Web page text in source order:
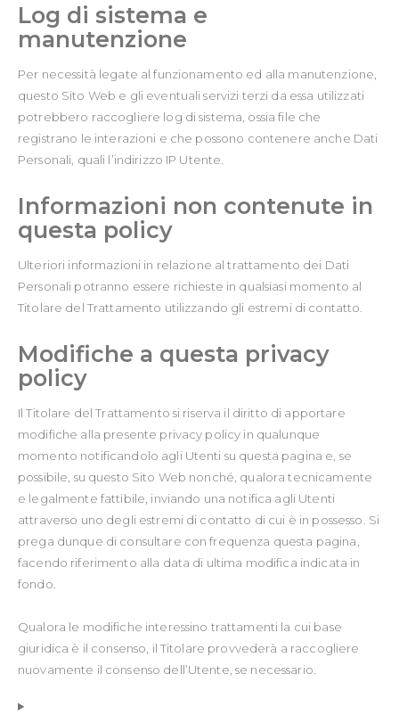
Log di sistema e
manutenzione
Per necessità legate al funzionamento ed alla manutenzione,
questo Sito Web e gli eventuali servizi terzi da essa utilizzati
potrebbero raccogliere log di sistema, ossia file che
registrano le interazioni e che possono contenere anche Dati
Personali, quali l’indirizzo IP Utente.
Informazioni non contenute in
questa policy
Ulteriori informazioni in relazione al trattamento dei Dati
Personali potranno essere richieste in qualsiasi momento al
Titolare del Trattamento utilizzando gli estremi di contatto.
Modifiche a questa privacy
policy
Il Titolare del Trattamento si riserva il diritto di apportare
modifiche alla presente privacy policy in qualunque
momento notificandolo agli Utenti su questa pagina e, se
possibile, su questo Sito Web nonché, qualora tecnicamente
e legalmente fattibile, inviando una notifica agli Utenti
attraverso uno degli estremi di contatto di cui è in possesso. Si
prega dunque di consultare con frequenza questa pagina,
facendo riferimento alla data di ultima modifica indicata in
fondo.
Qualora le modifiche interessino trattamenti la cui base
giuridica è il consenso, il Titolare provvederà a raccogliere
nuovamente il consenso dell’Utente, se necessario.